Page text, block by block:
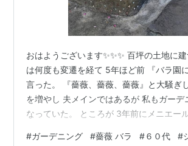
おはようございます✨️✨️✨️ 百坪の土地に
は何度も変遷を経て 5年ほど前 『バラ園
言った。 『薔薇、薔薇、薔薇』と大騒ぎ
を増やし 夫メインではあるが 私もガーデ
なっていた。 ところが 3年前にメニエー
が出来なくなった。 去年は少し手伝えた
#ガーデニング #薔薇 バラ #６０代 #